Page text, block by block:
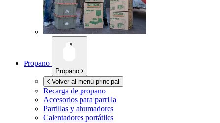
Propano
Propano
Volver al menú principal
Recarga de propano
Accesorios para parrilla
Parrillas y ahumadores
Calentadores portátiles